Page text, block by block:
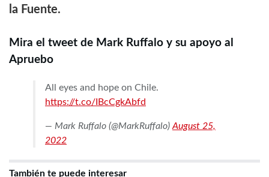
la Fuente.
Mira el tweet de Mark Ruffalo y su apoyo al
Apruebo
All eyes and hope on Chile.
https://t.co/IBcCgkAbfd
— Mark Ruffalo (@MarkRuffalo) August 25,
2022
También te puede interesar